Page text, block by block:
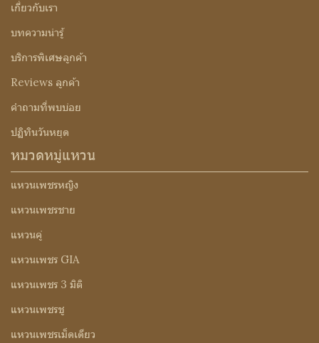
เกี่ยวกับเรา
บทความน่ารู้
บริการพิเศษลูกค้า
Reviews ลูกค้า
คำถามที่พบบ่อย
ปฏิทินวันหยุด
หมวดหมู่แหวน
แหวนเพชรหญิง
แหวนเพชรชาย
แหวนคู่
แหวนเพชร GIA
แหวนเพชร 3 มิติ
แหวนเพชรชู
แหวนเพชรเม็ดเดียว